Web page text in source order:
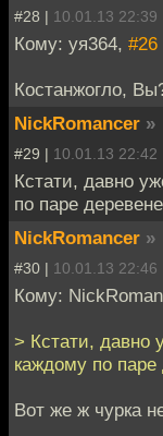
#28 | 10.01.13 22:39
Кому: уя364, #26
Костанжогло,
NickRomancer »
#29 | 10.01.13 22:42
Кстати, давно
по паре
NickRomancer »
#30 | 10.01.13 22:46
Кому:
> Кстати, давно
каждому по
Вот же ж чурка